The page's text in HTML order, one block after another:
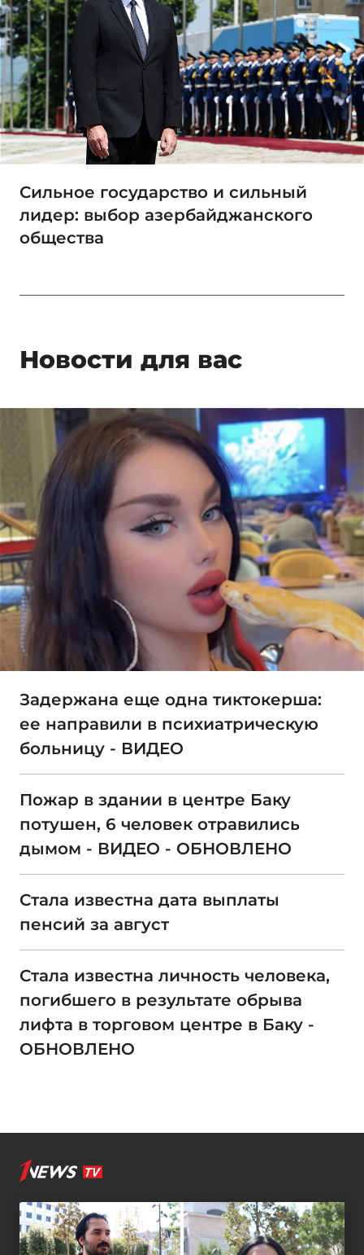
Сильное государство и сильный
лидер: выбор азербайджанского
общества
Новости для вас
Задержана еще одна тиктокерша:
ее направили в психиатрическую
больницу - ВИДЕО
Пожар в здании в центре Баку
потушен, 6 человек отравились
дымом - ВИДЕО - ОБНОВЛЕНО
Стала известна дата выплаты
пенсий за август
Стала известна личность человека,
погибшего в результате обрыва
лифта в торговом центре в Баку -
ОБНОВЛЕНО